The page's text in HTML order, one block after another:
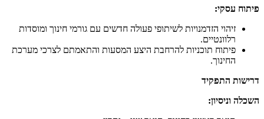
פיתוח עסקי:
זיהוי הזדמנויות לשיתופי פעולה חדשים עם גורמי חינוך ומוסדות
רלוונטיים.
פיתוח תוכניות להרחבת היצע המסעות והתאמתם לצרכי מערכת
החינוך.
דרישות התפקיד
השכלה וניסיון: